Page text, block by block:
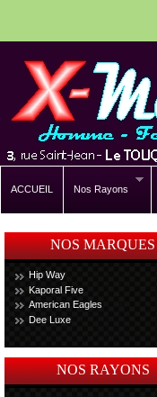
ACCUEIL Nos Rayons
NOS MARQUES
Hip Way
Kaporal Five
American Eagles
Dee Luxe
NOS RAYONS